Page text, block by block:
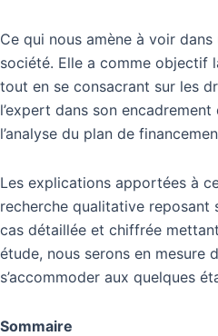
Ce qui nous amène à voir
société. Elle a comme objectif
tout en se consacrant sur les
l’expert dans son
l’analyse du plan de
Les explications apportées à
recherche qualitative reposant
cas détaillée et chiffrée
étude, nous serons en mesure
s’accommoder aux quelques
Sommaire